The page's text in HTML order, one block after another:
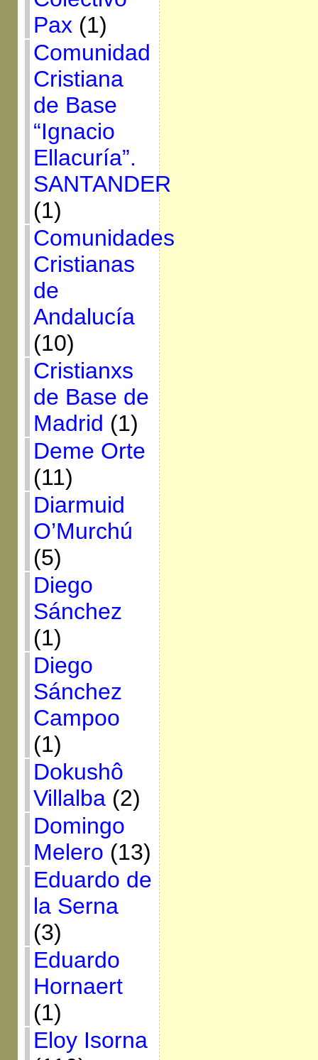
Pax (1)
Comunidad
Cristiana
de Base
“Ignacio
Ellacuría”.
SANTANDER
(1)
Comunidades
Cristianas
de
Andalucía
(10)
Cristianxs
de Base de
Madrid (1)
Deme Orte
(11)
Diarmuid
O’Murchú
(5)
Diego
Sánchez
(1)
Diego
Sánchez
Campoo
(1)
Dokushô
Villalba(2)
Domingo
Melero (13)
Eduardo de
la Serna
(3)
Eduardo
Hornaert
(1)
Eloy Isorna